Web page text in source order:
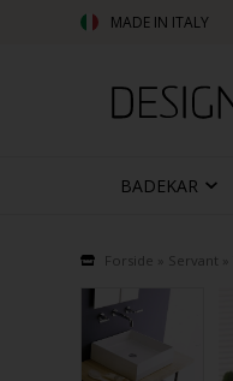
MADE IN ITALY
BADEKAR
Forside Servant